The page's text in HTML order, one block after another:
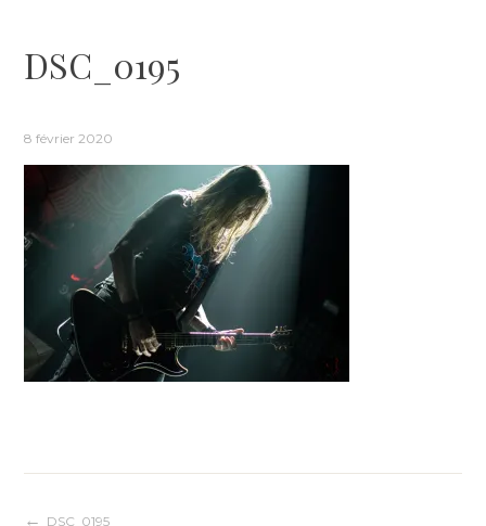
DSC_0195
8 février 2020
DSC_0195